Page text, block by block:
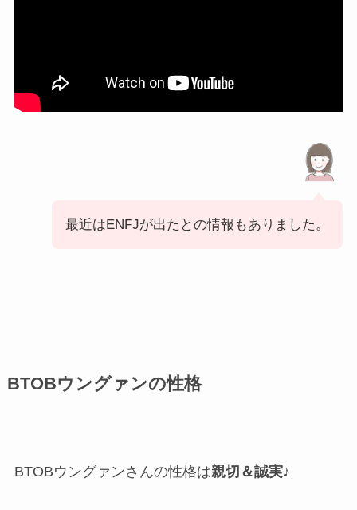
最近はENFJが出たとの情報もありました。
BTOBウングァンの性格
BTOBウングァンさんの性格は親切＆誠実♪